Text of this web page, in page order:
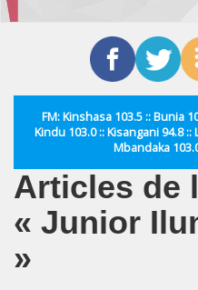
FM: Kinshasa 103.5 :: Bunia
Kindu 103.0 :: Kisangani 94.8
Mbandaka
Articles de
« Junior
»